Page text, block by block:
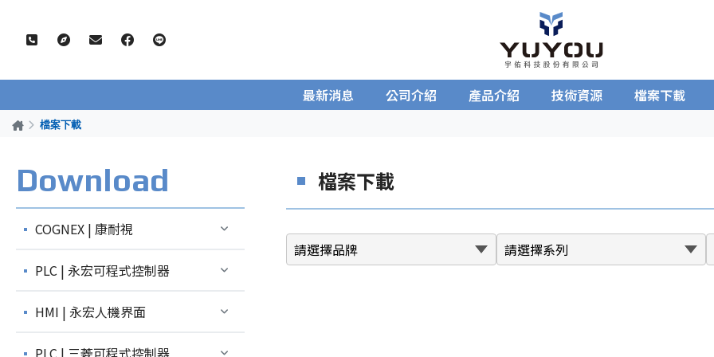
最新消息 公司介紹 產品介紹 技術資源 檔案下載
檔案下載
Download
COGNEX | 康耐視
PLC | 永宏可程式控制器
HMI | 永宏人機界面
PLC | 三菱可程式控制器
檔案下載